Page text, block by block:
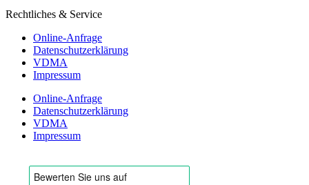
Rechtliches & Service
Online-Anfrage
Datenschutzerklärung
VDMA
Impressum
Online-Anfrage
Datenschutzerklärung
VDMA
Impressum